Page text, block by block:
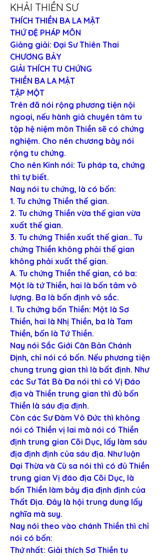
KHẢI THIỀN SƯ
THÍCH THIỀN BA LA MẬT
THỨ ĐỆ PHÁP MÔN
Giảng giải: Đại Sư Thiên Thai
CHƯƠNG BẢY
GIẢI THÍCH TU CHỨNG
THIỀN BA LA MẬT
TẬP MỘT
Trên đã nói rộng phương tiện nội
ngoại, nếu hành giả chuyên tâm tu
tập hệ niệm môn Thiền sẽ có chứng
nghiệm. Cho nên chương bảy nói
rộng tu chứng.
Cho nên Kinh nói: Tu pháp ta, chứng
thì tự biết.
Nay nói tu chứng, là có bốn:
1. Tu chứng Thiền thế gian.
2. Tu chứng Thiền vừa thế gian vừa
xuất thế gian.
3. Tu chứng Thiền xuất thế gian.. Tu
chứng Thiền không phải thế gian
không phải xuất thế gian.
A. Tu chứng Thiền thế gian, có ba:
Một là tứ Thiền, hai là bốn tâm vô
lượng. Ba là bốn định vô sắc.
I. Tu chứng bốn Thiền: Một là Sơ
Thiền, hai là Nhị Thiền, ba là Tam
Thiền, bốn là Tứ Thiền.
Nay nói Sắc Giới Căn Bản Chánh
Định, chỉ nói có bốn. Nếu phương tiện
chung trung gian thì là bất định. Như
các Sư Tát Bà Đa nói thì có Vị Đáo
địa và Thiền trung gian thì đủ bốn
Thiền là sáu địa định.
Còn các Sư Đàm Vô Đức thì không
nói có Thiền vị lai mà nói có Thiền
định trung gian Cõi Dục, lấy làm sáu
địa định định của sáu địa. Như luận
Đại Thừa và Cù sa nói thì có đủ Thiền
trung gian Vị đáo địa Cõi Dục, là
bốn Thiền làm bảy địa định định của
Thất Địa. Đây là hội trung dung lấy
nghĩa mà suy.
Nay nói theo vào chánh Thiền thì chỉ
nói có bốn:
Thứ nhất: Giải thích Sơ Thiền tu